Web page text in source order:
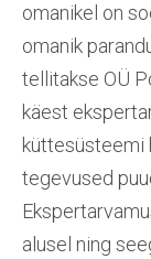
omanikel on
omanik
tellitakse OÜ
käest
küttesüsteemi
tegevused
alusel ning